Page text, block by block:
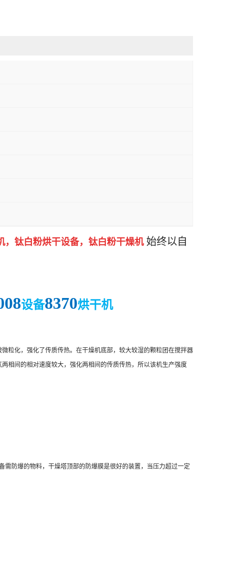
钛白粉烘干设备， 钛白粉干燥机 始终以自
设备8370烘干机
粒化，强化了传质传热。在干燥机底部，较大较湿的颗粒团在搅拌器
相间的相对速度较大，强化两相间的传质传热，所以该机生产强度
防爆的物料，干燥塔顶部的防爆膜是很好的装置，当压力超过一定